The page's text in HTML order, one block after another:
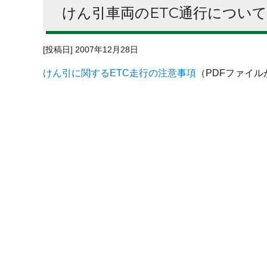
けん引車両のETC通行について
[投稿日] 2007年12月28日
けん引に関するETC走行の注意事項 （PDFファイ